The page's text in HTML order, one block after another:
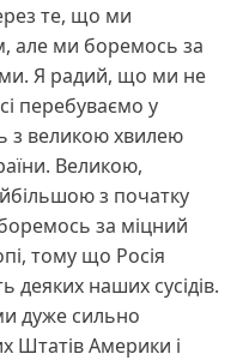
те, що ми
але ми боремось за
Я радий, що ми не
перебуваємо у
з великою хвилею
Великою,
з початку
за міцний
тому що Росія
деяких наших сусідів.
дуже сильно
Штатів Америки і